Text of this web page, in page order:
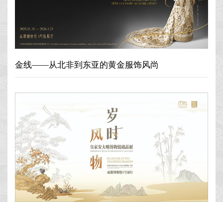
金线——从北非到东亚的黄金服饰风尚